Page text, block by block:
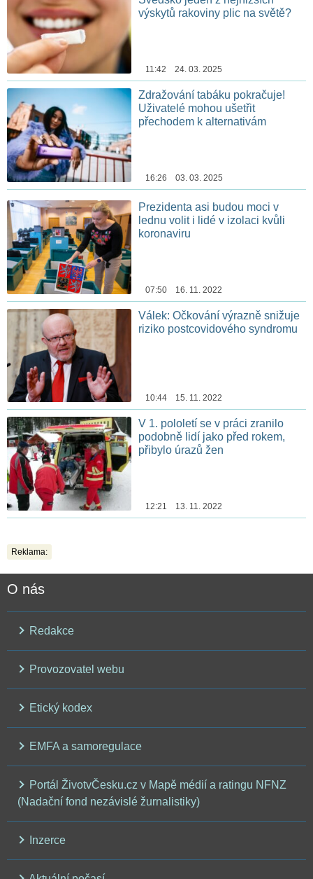
výskytů rakoviny plic na světě?
11:42 24. 03. 2025
Zdražování tabáku pokračuje!
Uživatelé mohou ušetřit
přechodem k alternativám
16:26 03. 03. 2025
Prezidenta asi budou moci v
lednu volit i lidé v izolaci kvůli
koronaviru
07:50 16. 11. 2022
Válek: Očkování výrazně snižuje
riziko postcovidového syndromu
10:44 15. 11. 2022
V 1. pololetí se v práci zranilo
podobně lidí jako před rokem,
přibylo úrazů žen
12:21 13. 11. 2022
Reklama:
O nás
Redakce
Provozovatel webu
Etický kodex
EMFA a samoregulace
Portál ŽivotvČesku.cz v Mapě médií a ratingu NFNZ
(Nadační fond nezávislé žurnalistiky)
Inzerce